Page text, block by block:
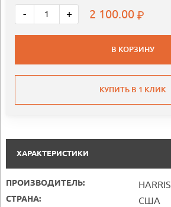
- + 2 100.00
В КОРЗИНУ
КУПИТЬ В 1 КЛИК
ХАРАКТЕРИСТИКИ
ПРОИЗВОДИТЕЛЬ: HARRIS
СТРАНА: США